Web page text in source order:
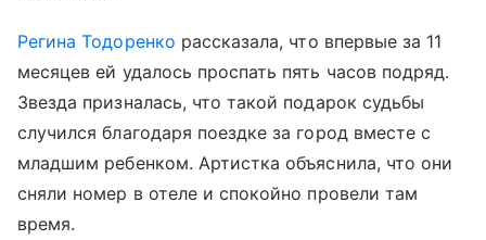
Регина Тодоренко рассказала, что впервые за 11
месяцев ей удалось проспать пять часов подряд.
Звезда призналась, что такой подарок судьбы
случился благодаря поездке за город вместе с
младшим ребенком. Артистка объяснила, что они
сняли номер в отеле и спокойно провели там
время.